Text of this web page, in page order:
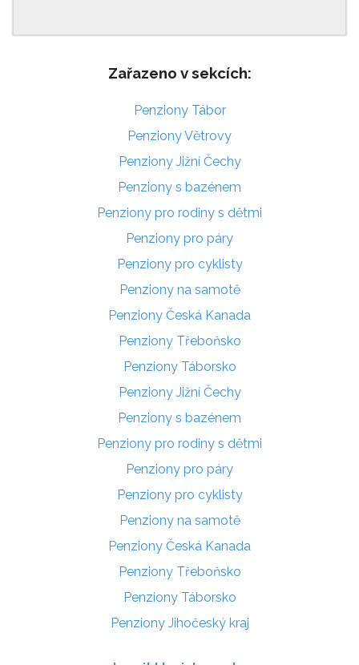
Zařazeno v sekcích:
Penziony Tábor
Penziony Větrovy
Penziony Jižní Čechy
Penziony s bazénem
Penziony pro rodiny s dětmi
Penziony pro páry
Penziony pro cyklisty
Penziony na samotě
Penziony Česká Kanada
Penziony Třeboňsko
Penziony Táborsko
Penziony Jižní Čechy
Penziony s bazénem
Penziony pro rodiny s dětmi
Penziony pro páry
Penziony pro cyklisty
Penziony na samotě
Penziony Česká Kanada
Penziony Třeboňsko
Penziony Táborsko
Penziony Jihočeský kraj